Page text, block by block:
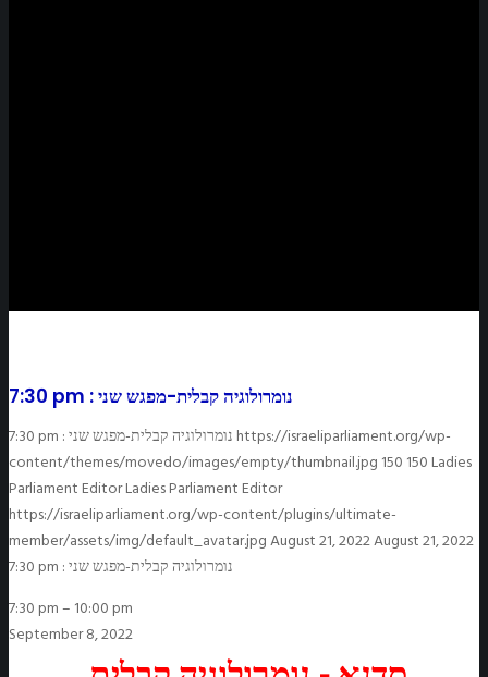
7:30 pm : נומרולוגיה קבלית-מפגש שני
7:30 pm : נומרולוגיה קבלית-מפגש שניhttps://israeliparliament.org/wp-
content/themes/movedo/images/empty/thumbnail.jpg 150 150Ladies
Parliament EditorLadies Parliament Editor
https://israeliparliament.org/wp-content/plugins/ultimate-
member/assets/img/default_avatar.jpgAugust 21, 2022August 21, 2022
7:30 pm : נומרולוגיה קבלית-מפגש שני
7:30 pm– 10:00 pm
September 8, 2022